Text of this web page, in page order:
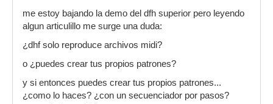
me estoy bajando la demo del dfh superior pero leyendo
algun articulillo me surge una duda:
¿dhf solo reproduce archivos midi?
o ¿puedes crear tus propios patrones?
y si entonces puedes crear tus propios patrones...
¿como lo haces? ¿con un secuenciador por pasos?